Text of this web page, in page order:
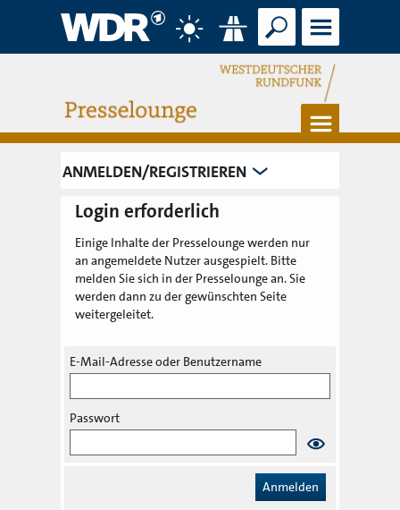
Verkehr
Suche Menü
Menü
ANMELDEN/REGISTRIEREN
Login erforderlich
Einige Inhalte der Presselounge werden nur
an angemeldete Nutzer ausgespielt. Bitte
melden Sie sich in der Presselounge an. Sie
werden dann zu der gewünschten Seite
weitergeleitet.
E-Mail-Adresse oder Benutzername
Passwort